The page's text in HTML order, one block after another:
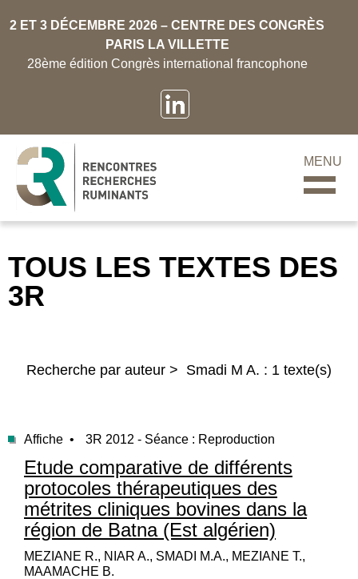
2 ET 3 DÉCEMBRE 2026 – CENTRE DES CONGRÈS
PARIS LA VILLETTE
28ème édition Congrès international francophone
MENU
TOUS LES TEXTES DES
3R
Recherche par auteur > Smadi M A. : 1 texte(s)
Affiche • 3R 2012 - Séance : Reproduction
Etude comparative de différents
protocoles thérapeutiques des
métrites cliniques bovines dans la
région de Batna (Est algérien)
MEZIANE R., NIAR A., SMADI M.A., MEZIANE T.,
MAAMACHE B.